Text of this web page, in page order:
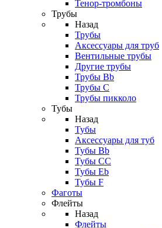
Тенор-тромбоны
Трубы
Назад
Трубы
Аксессуары для труб
Вентильные трубы
Другие трубы
Трубы Bb
Трубы C
Трубы пикколо
Тубы
Назад
Тубы
Аксессуары для туб
Тубы Bb
Тубы CC
Тубы Eb
Тубы F
Фаготы
Флейты
Назад
Флейты